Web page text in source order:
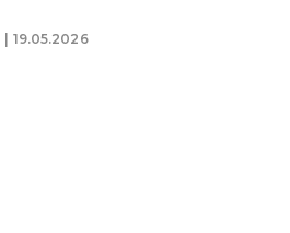
19.05.2026